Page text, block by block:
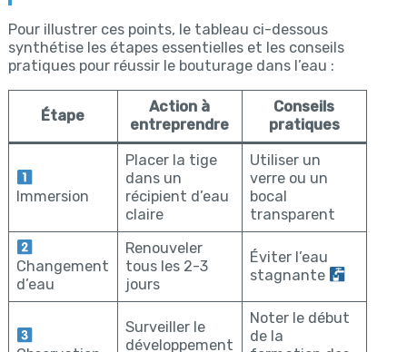
Pour illustrer ces points, le tableau ci-dessous
synthétise les étapes essentielles et les conseils
pratiques pour réussir le bouturage dans l’eau :
Étape
Action à
entreprendre
Conseils
pratiques
Immersion
Placer la tige
dans un
récipient d’eau
claire
Utiliser un
verre ou un
bocal
transparent
Changement
d’eau
Renouveler
tous les 2-3
jours
Éviter l’eau
stagnante
Surveiller le
développement
Noter le début
de la